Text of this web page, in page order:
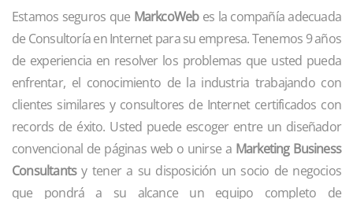
Estamos seguros que MarkcoWebes la compañía adecuada
de Consultoría en Internet para su empresa. Tenemos 9 años
de experiencia en resolver los problemas que usted pueda
enfrentar, el conocimiento de la industria trabajando con
clientes similares y consultores de Internet certificados con
records de éxito. Usted puede escoger entre un diseñador
convencional de páginas web o unirse a Marketing Business
Consultantsy tener a su disposición un socio de negocios
que pondrá a su alcance un equipo completo de